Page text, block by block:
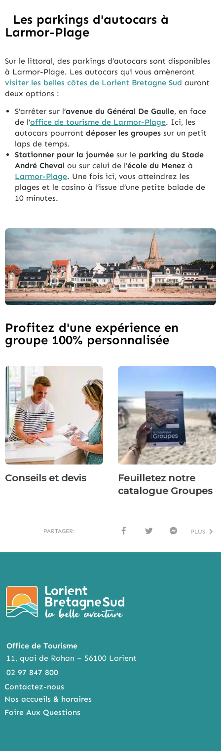
Les parkings d'autocars à
Larmor-Plage
Sur le littoral, des parkings d’autocars sont disponibles
à Larmor-Plage. Les autocars qui vous amèneront
visiter les belles côtes de Lorient Bretagne Sud auront
deux options :
S’arrêter sur l’avenue du Général De Gaulle, en face
de l’office de tourisme de Larmor-Plage. Ici, les
autocars pourront déposer les groupes sur un petit
laps de temps.
Stationner pour la journée sur le parking du Stade
André Cheval ou sur celui de l’école du Menez à
Larmor-Plage. Une fois ici, vous atteindrez les
plages et le casino à l’issue d’une petite balade de
10 minutes.
Profitez d'une expérience en
groupe 100% personnalisée
Conseils et devis
Feuilletez notre
catalogue Groupes
PARTAGER:
BOO
TTER
ENG
PLUS
Office de Tourisme
11, quai de Rohan – 56100 Lorient
02 97 847 800
Contactez-nous
Nos accueils & horaires
Foire Aux Questions